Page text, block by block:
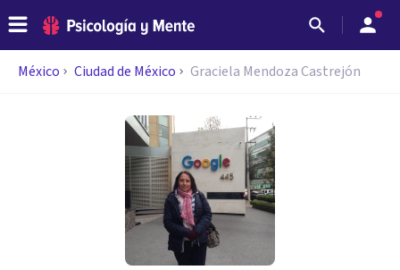
México Ciudad de México Graciela Mendoza Castrejón